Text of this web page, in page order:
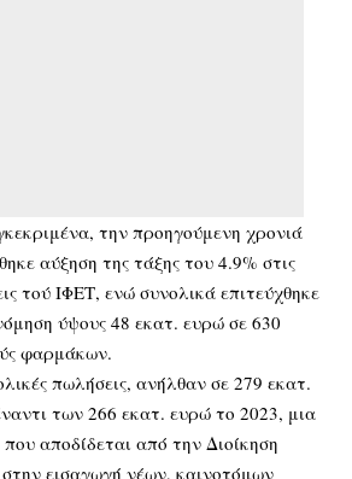
την προηγούμενη χρονιά
αύξηση της τάξης του 4.9% στις
τού ΙΦΕΤ, ενώ συνολικά επιτεύχθηκε
ύψους 48 εκατ. ευρώ σε 630
φαρμάκων.
πωλήσεις, ανήλθαν σε 279 εκατ.
των 266 εκατ. ευρώ το 2023, μια
αποδίδεται από την Διοίκηση
εισαγωγή νέων, καινοτόμων